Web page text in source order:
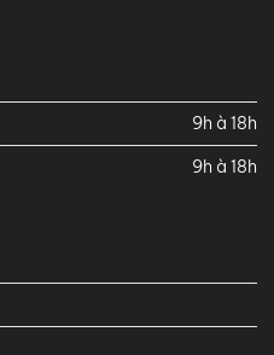
9h à 18h
9h à 18h